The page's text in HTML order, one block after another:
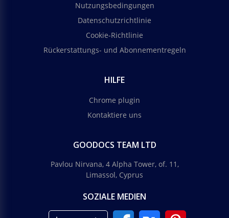
Nutzungsbedingungen
Datenschutzrichtlinie
Cookie-Richtlinie
Rückerstattungs- und Abonnementregeln
HILFE
Chrome plugin
Kontaktiere uns
GOODOCS TEAM LTD
Pavlou Nirvana, 4 Alpha Tower, of. 11,
Limassol, Cyprus
SOZIALE MEDIEN